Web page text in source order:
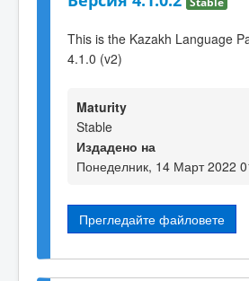
This is the Kazakh Language
4.1.0 (v2)
Maturity
Stable
Издадено на
Понеделник, 14 Март 2022
Прегледайте файловете